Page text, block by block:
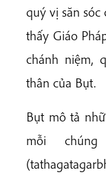
quý vị săn
thấy Giáo
chánh niệm,
thân của Bụt.
Bụt mô tả
mỗi